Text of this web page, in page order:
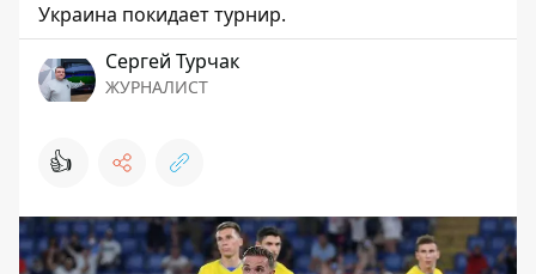
Украина покидает турнир.
Сергей Турчак
ЖУРНАЛИСТ
👍